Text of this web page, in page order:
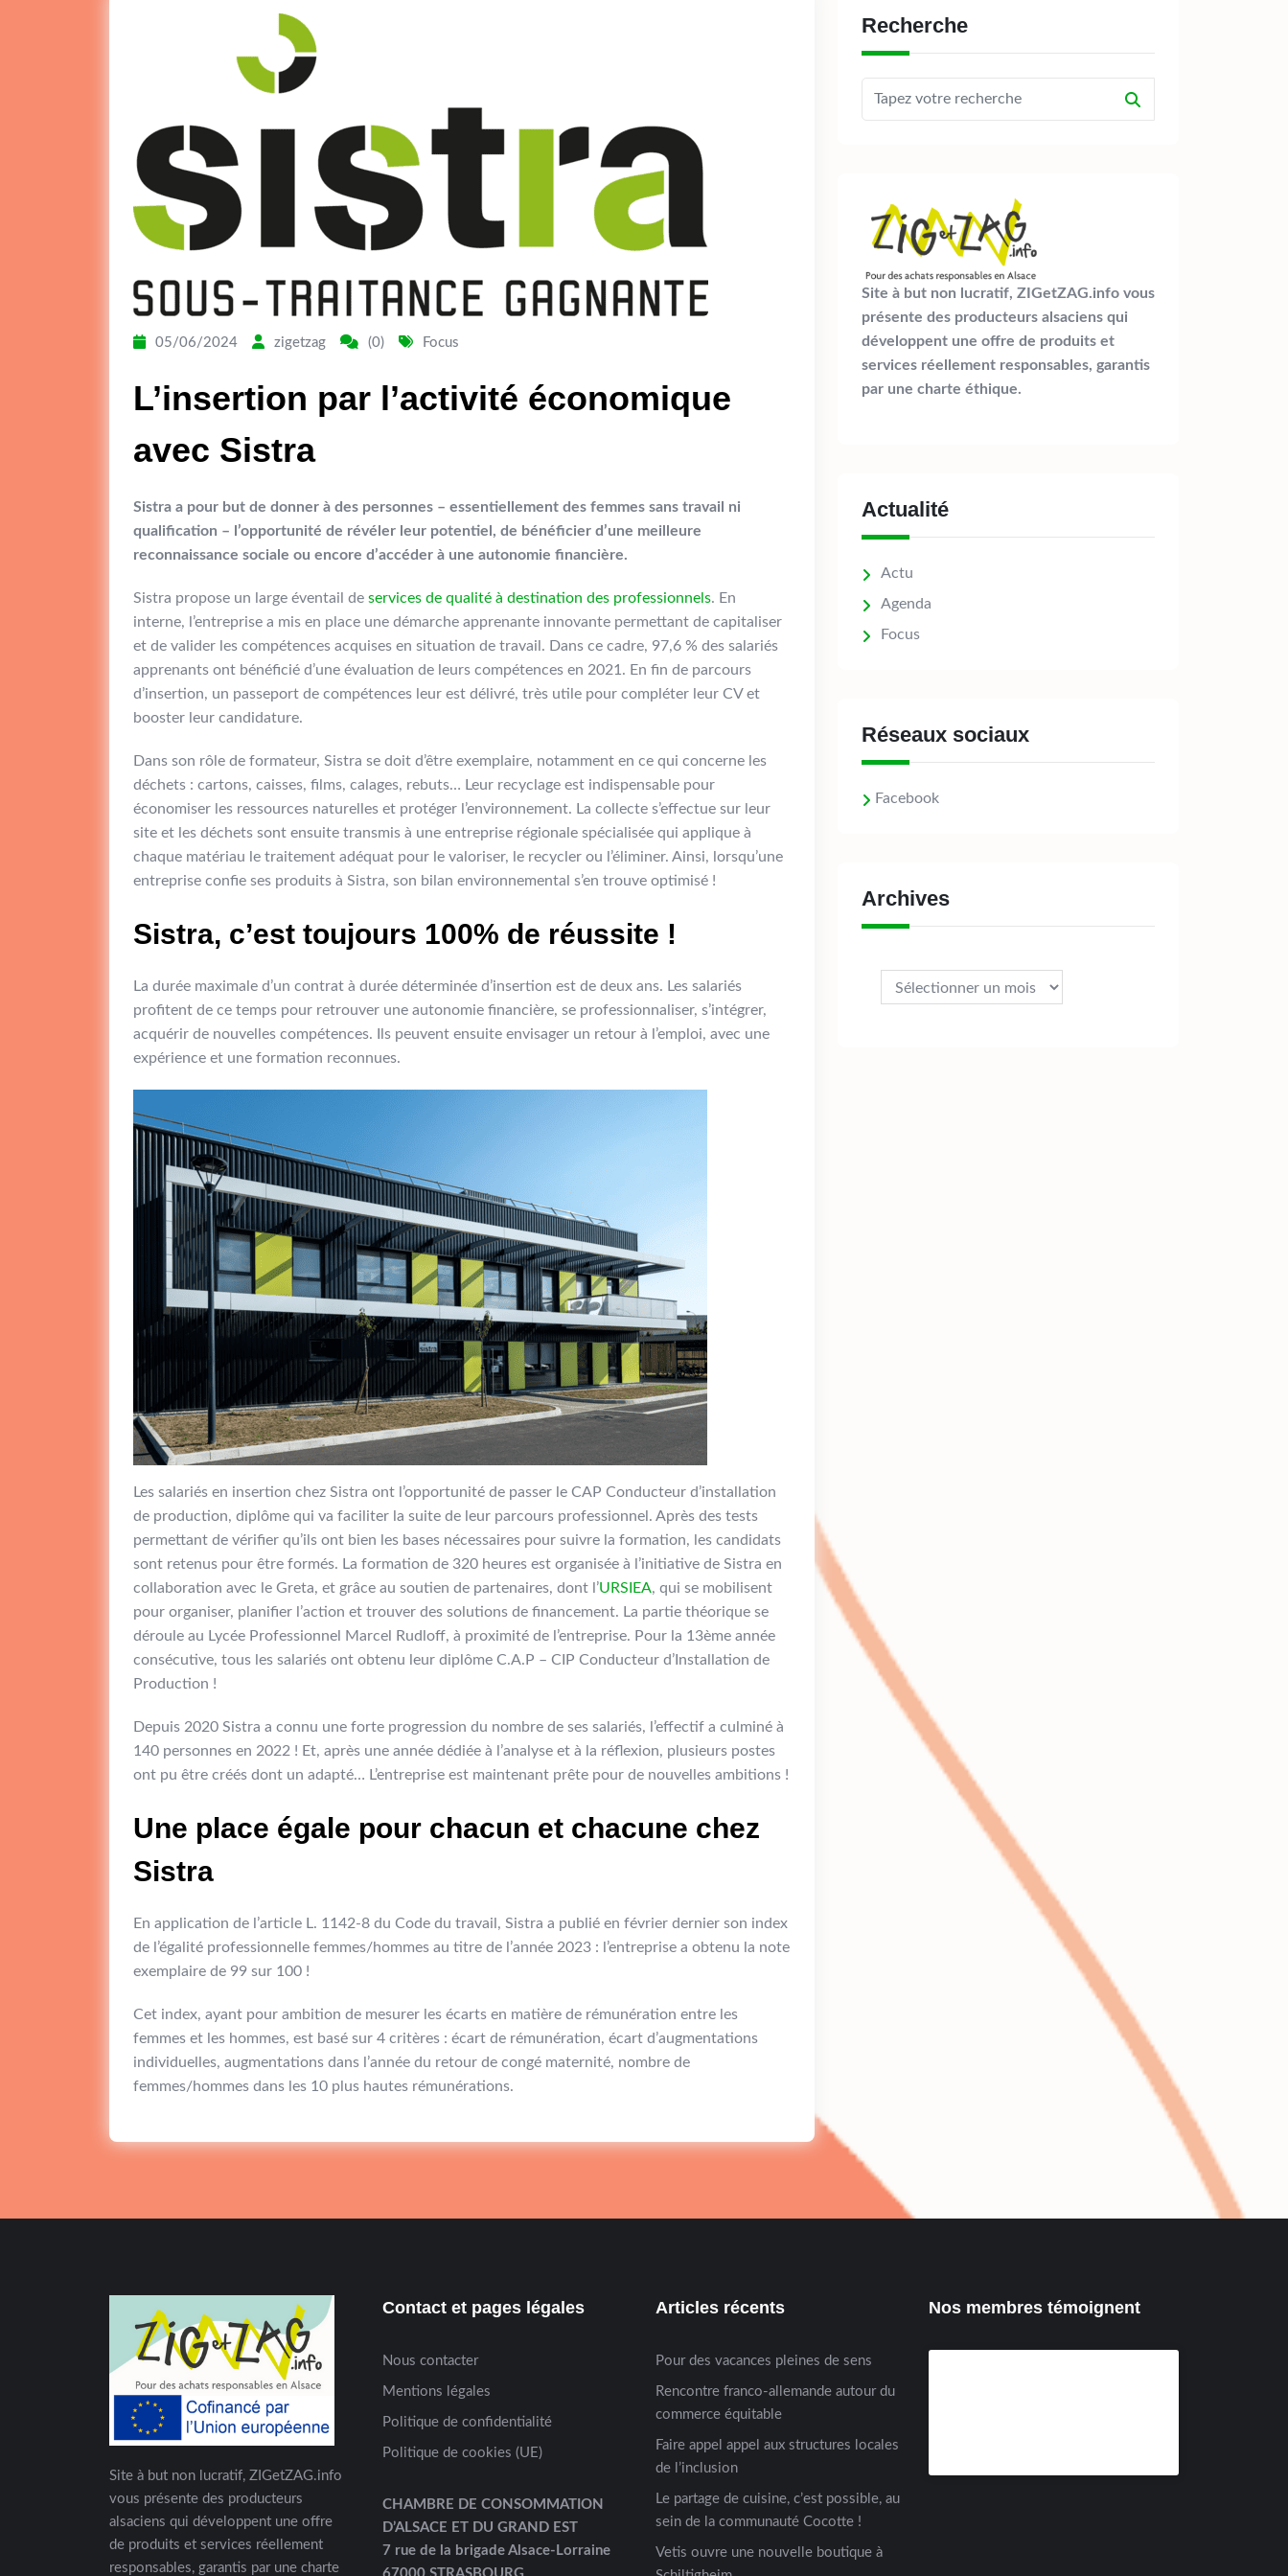
05/06/2024 zigetzag (0) Focus
L’insertion par l’activité économique
avec Sistra
Sistra a pour but de donner à des personnes – essentiellement des femmes sans travail ni
qualification – l’opportunité de révéler leur potentiel, de bénéficier d’une meilleure
reconnaissance sociale ou encore d’accéder à une autonomie financière.
Sistra propose un large éventail de services de qualité à destination des professionnels. En
interne, l’entreprise a mis en place une démarche apprenante innovante permettant de capitaliser
et de valider les compétences acquises en situation de travail. Dans ce cadre, 97,6 % des salariés
apprenants ont bénéficié d’une évaluation de leurs compétences en 2021. En fin de parcours
d’insertion, un passeport de compétences leur est délivré, très utile pour compléter leur CV et
booster leur candidature.
Dans son rôle de formateur, Sistra se doit d’être exemplaire, notamment en ce qui concerne les
déchets : cartons, caisses, films, calages, rebuts… Leur recyclage est indispensable pour
économiser les ressources naturelles et protéger l’environnement. La collecte s’effectue sur leur
site et les déchets sont ensuite transmis à une entreprise régionale spécialisée qui applique à
chaque matériau le traitement adéquat pour le valoriser, le recycler ou l’éliminer. Ainsi, lorsqu’une
entreprise confie ses produits à Sistra, son bilan environnemental s’en trouve optimisé !
Sistra, c’est toujours 100% de réussite !
La durée maximale d’un contrat à durée déterminée d’insertion est de deux ans. Les salariés
profitent de ce temps pour retrouver une autonomie financière, se professionnaliser, s’intégrer,
acquérir de nouvelles compétences. Ils peuvent ensuite envisager un retour à l’emploi, avec une
expérience et une formation reconnues.
Les salariés en insertion chez Sistra ont l’opportunité de passer le CAP Conducteur d’installation
de production, diplôme qui va faciliter la suite de leur parcours professionnel. Après des tests
permettant de vérifier qu’ils ont bien les bases nécessaires pour suivre la formation, les candidats
sont retenus pour être formés. La formation de 320 heures est organisée à l’initiative de Sistra en
collaboration avec le Greta, et grâce au soutien de partenaires, dont l’URSIEA, qui se mobilisent
pour organiser, planifier l’action et trouver des solutions de financement. La partie théorique se
déroule au Lycée Professionnel Marcel Rudloff, à proximité de l’entreprise. Pour la 13ème année
consécutive, tous les salariés ont obtenu leur diplôme C.A.P – CIP Conducteur d’Installation de
Production !
Depuis 2020 Sistra a connu une forte progression du nombre de ses salariés, l’effectif a culminé à
140 personnes en 2022 ! Et, après une année dédiée à l’analyse et à la réflexion, plusieurs postes
ont pu être créés dont un adapté… L’entreprise est maintenant prête pour de nouvelles ambitions !
Une place égale pour chacun et chacune chez
Sistra
En application de l’article L. 1142-8 du Code du travail, Sistra a publié en février dernier son index
de l’égalité professionnelle femmes/hommes au titre de l’année 2023 : l’entreprise a obtenu la note
exemplaire de 99 sur 100 !
Cet index, ayant pour ambition de mesurer les écarts en matière de rémunération entre les
femmes et les hommes, est basé sur 4 critères : écart de rémunération, écart d’augmentations
individuelles, augmentations dans l’année du retour de congé maternité, nombre de
femmes/hommes dans les 10 plus hautes rémunérations.
Recherche
Site à but non lucratif, ZIGetZAG.info vous
présente des producteurs alsaciens qui
développent une offre de produits et
services réellement responsables, garantis
par une charte éthique.
Actualité
Actu
Agenda
Focus
Réseaux sociaux
Facebook
Archives
Site à but non lucratif, ZIGetZAG.info
vous présente des producteurs
alsaciens qui développent une offre
de produits et services réellement
responsables, garantis par une charte
Contact et pages légales
Nous contacter
Mentions légales
Politique de confidentialité
Politique de cookies (UE)
CHAMBRE DE CONSOMMATION
D’ALSACE ET DU GRAND EST
7 rue de la brigade Alsace-Lorraine
Articles récents
Pour des vacances pleines de sens
Rencontre franco-allemande autour du
commerce équitable
Faire appel appel aux structures locales
de l’inclusion
Le partage de cuisine, c’est possible, au
sein de la communauté Cocotte !
Vetis ouvre une nouvelle boutique à
Nos membres témoignent